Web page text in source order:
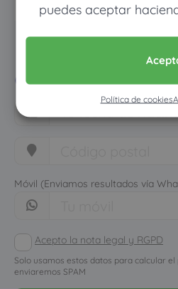
puedes aceptar
Política de cookies
Pon tus datos y
cuánto dinero
Móvil (Enviamos resultados vía
Acepto la nota legal y RGPD
Solo usamos estos datos para calcular
enviaremos SPAM